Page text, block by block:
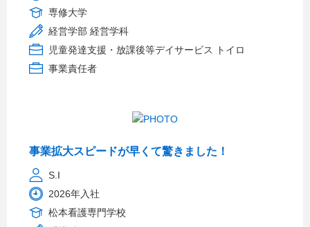
専修大学
経営学部 経営学科
児童発達支援・放課後等デイサービス トイロ
事業責任者
事業拡大スピードが早くて驚きました！
S.I
2026年入社
松本看護専門学校